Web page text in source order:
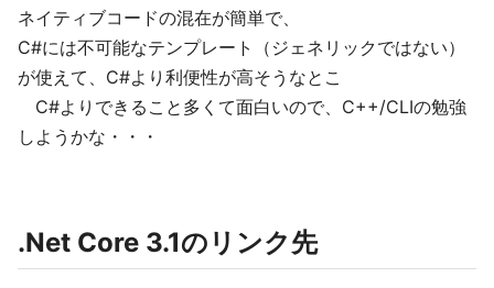
ネイティブコードの混在が簡単で、
C#には不可能なテンプレート（ジェネリックではない）
が使えて、C#より利便性が高そうなとこ
C#よりできること多くて面白いので、C++/CLIの勉強
しようかな・・・
.Net Core 3.1のリンク先